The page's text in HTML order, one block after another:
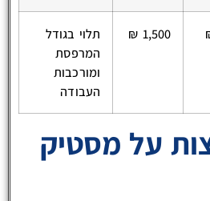
1,500 ₪
תלוי בגודל
המרפסת
ומורכבות
העבודה
על מסטיק